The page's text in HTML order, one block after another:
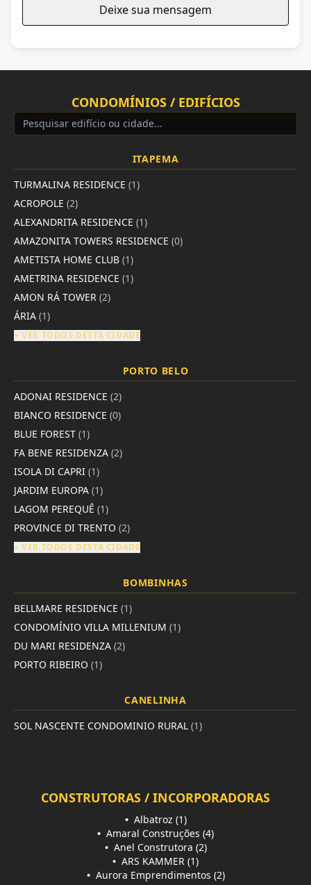
Deixe sua mensagem
CONDOMÍNIOS / EDIFÍCIOS
ITAPEMA
TURMALINA RESIDENCE (1)
ACROPOLE (2)
ALEXANDRITA RESIDENCE (1)
AMAZONITA TOWERS RESIDENCE (0)
AMETISTA HOME CLUB (1)
AMETRINA RESIDENCE (1)
AMON RÁ TOWER (2)
ÁRIA (1)
+ VER TODOS DESTA CIDADE
PORTO BELO
ADONAI RESIDENCE (2)
BIANCO RESIDENCE (0)
BLUE FOREST (1)
FA BENE RESIDENZA (2)
ISOLA DI CAPRI (1)
JARDIM EUROPA (1)
LAGOM PEREQUÊ (1)
PROVINCE DI TRENTO (2)
+ VER TODOS DESTA CIDADE
BOMBINHAS
BELLMARE RESIDENCE (1)
CONDOMÍNIO VILLA MILLENIUM (1)
DU MARI RESIDENZA (2)
PORTO RIBEIRO (1)
CANELINHA
SOL NASCENTE CONDOMINIO RURAL (1)
CONSTRUTORAS / INCORPORADORAS
• Albatroz (1)
• Amaral Construções (4)
• Anel Construtora (2)
• ARS KAMMER (1)
• Aurora Emprendimentos (2)